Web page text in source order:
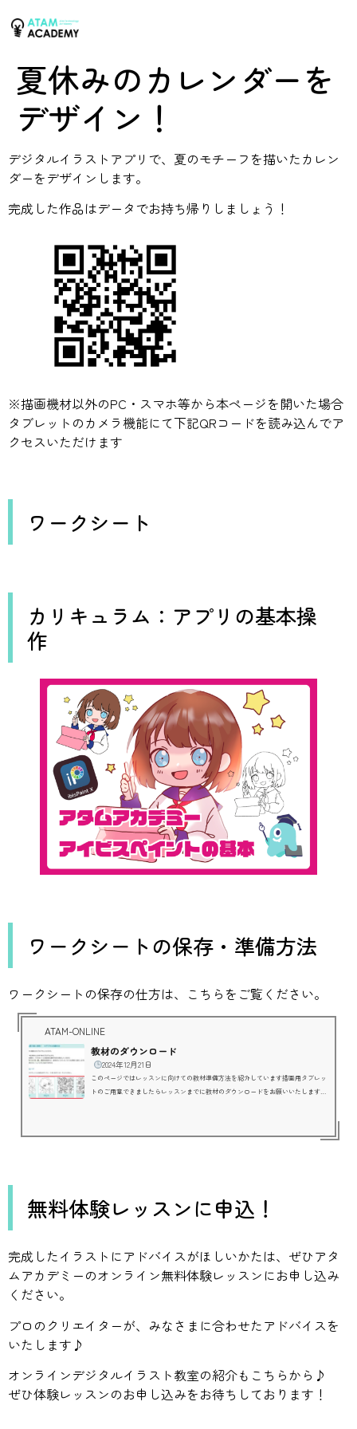
夏休みのカレンダーを
デザイン！
デジタルイラストアプリで、夏のモチーフを描いたカレン
ダーをデザインします。
完成した作品はデータでお持ち帰りしましょう！
※描画機材以外のPC・スマホ等から本ページを開いた場合
タブレットのカメラ機能にて下記QRコードを読み込んでア
クセスいただけます
ワークシート
カリキュラム：アプリの基本操
作
ワークシートの保存・準備方法
ワークシートの保存の仕方は、こちらをご覧ください。
ATAM-ONLINE
教材のダウンロード
2024年12月21日
このページではレッスンに向けての教材準備方法を紹介しています描画用タブレッ
トのご用意できましたらレッスンまでに教材のダウンロードをお願いいたします。
無料体験レッスンに申込！
完成したイラストにアドバイスがほしいかたは、ぜひアタ
ムアカデミーのオンライン無料体験レッスンにお申し込み
ください。
プロのクリエイターが、みなさまに合わせたアドバイスを
いたします♪
オンラインデジタルイラスト教室の紹介もこちらから♪
ぜひ体験レッスンのお申し込みをお待ちしております！